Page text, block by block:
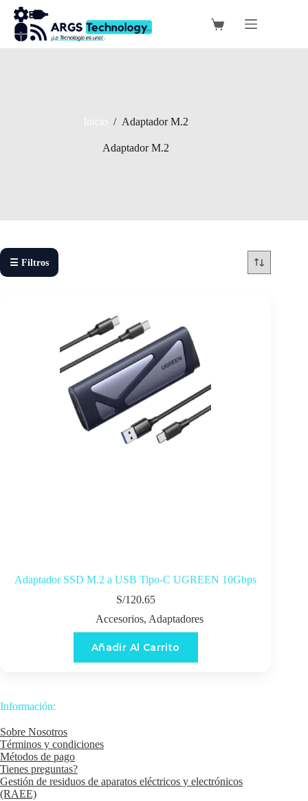
Saltar
contenido
Carro
/ Adaptador M.2
Adaptador M.2
☰ Filtros
Adaptador SSD M.2 a USB Tipo-C UGREEN 10Gbps
S/120.65
Accesorios, Adaptadores
Añadir Al Carrito
Información:
Sobre Nosotros
Términos y condiciones
Métodos de pago
Tienes preguntas?
Gestión de residuos de aparatos eléctricos y electrónicos
(RAEE)